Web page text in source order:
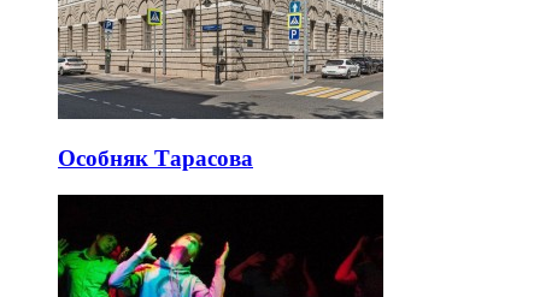
Особняк Тарасова